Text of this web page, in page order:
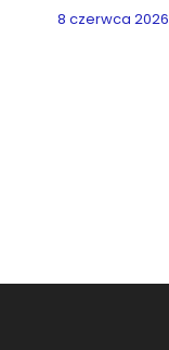
8 czerwca 2026